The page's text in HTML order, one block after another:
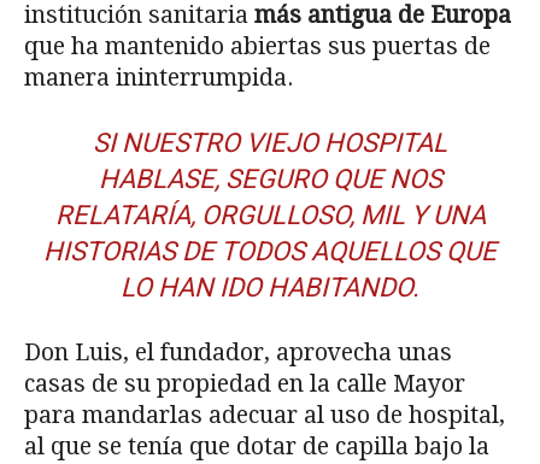
institución sanitaria más antigua de Europa
que ha mantenido abiertas sus puertas de
manera ininterrumpida.
SI NUESTRO VIEJO HOSPITAL
HABLASE, SEGURO QUE NOS
RELATARÍA, ORGULLOSO, MIL Y UNA
HISTORIAS DE TODOS AQUELLOS QUE
LO HAN IDO HABITANDO.
Don Luis, el fundador, aprovecha unas
casas de su propiedad en la calle Mayor
para mandarlas adecuar al uso de hospital,
al que se tenía que dotar de capilla bajo la